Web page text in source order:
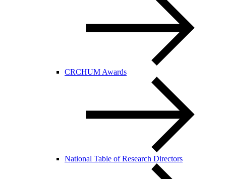
CRCHUM Awards
National Table of Research Directors